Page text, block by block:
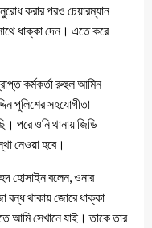
করার পরও চেয়ারম্যান
ধাক্কা দেন। এতে করে
কর্মকর্তা রুহুল আমিন
পুলিশের সহযোগীতা
পরে ওনি থানায় জিডি
নেওয়া হবে।
হোসাইন বলেন, ওনার
বন্ধ থাকায় জোরে ধাক্কা
আমি সেখানে যাই। তাকে তার